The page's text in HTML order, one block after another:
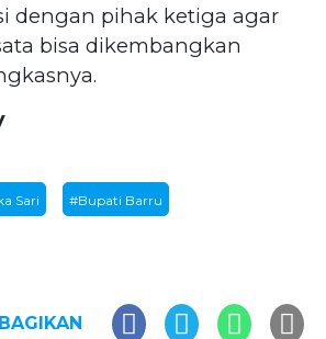
dengan pihak ketiga agar
bisa dikembangkan
Sari #Bupati Barru
BAGIKAN